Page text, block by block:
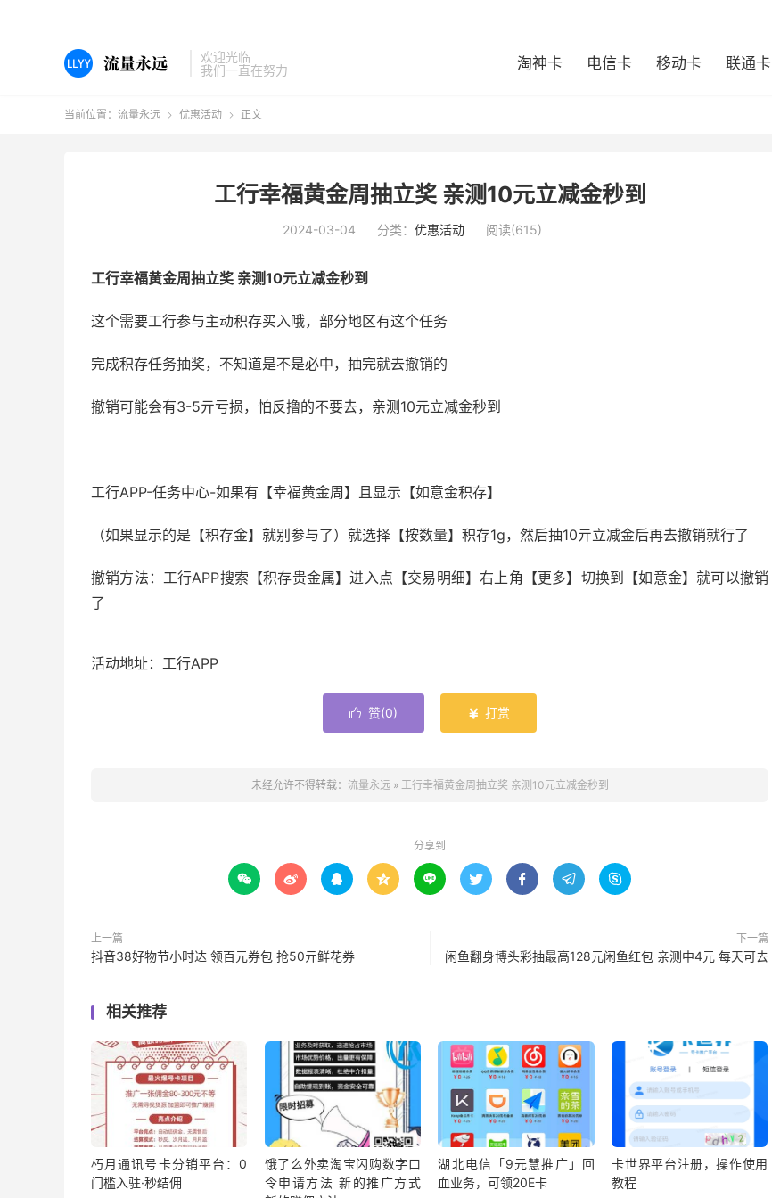
欢迎光临
我们一直在努力
淘神卡 电信卡 移动卡 联通卡
当前位置： 流量永远  优惠活动  正文
工行幸福黄金周抽立奖 亲测10元立减金秒到
2024-03-04 分类： 优惠活动 阅读(615)
工行幸福黄金周抽立奖 亲测10元立减金秒到
这个需要工行参与主动积存买入哦，部分地区有这个任务
完成积存任务抽奖，不知道是不是必中，抽完就去撤销的
撤销可能会有3-5亓亏损，怕反撸的不要去，亲测10元立减金秒到
工行APP-任务中心-如果有【幸福黄金周】且显示【如意金积存】
（如果显示的是【积存金】就别参与了）就选择【按数量】积存1g，然后抽10亓立减金后再去撤销就行了
撤销方法：工行APP搜索【积存贵金属】进入点【交易明细】右上角【更多】切换到【如意金】就可以撤销
了
活动地址：工行APP
 赞(0)  打赏
未经允许不得转载： 流量永远 » 工行幸福黄金周抽立奖 亲测10元立减金秒到
分享到
        
上一篇
抖音38好物节小时达 领百元券包 抢50亓鲜花券
下一篇
闲鱼翻身博头彩抽最高128元闲鱼红包 亲测中4元 每天可去
相关推荐
朽月通讯号卡分销平台：0
门槛入驻·秒结佣
饿了么外卖淘宝闪购数字口
令申请方法 新的推广方式
湖北电信「9元慧推广」回
血业务，可领20E卡
卡世界平台注册，操作使用
教程